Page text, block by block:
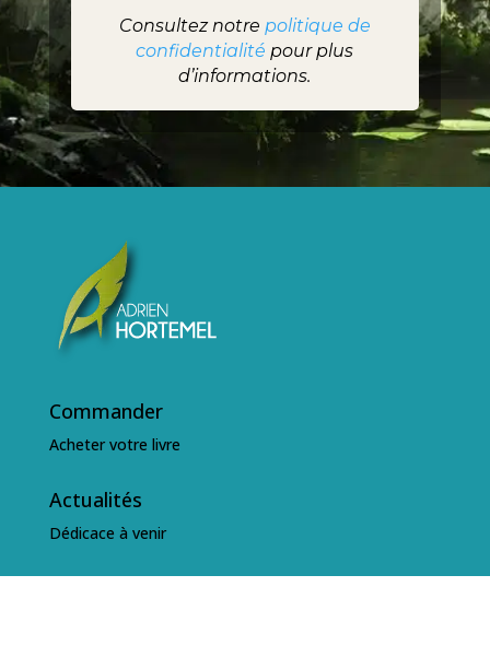
Consultez notre politique de
confidentialité pour plus
d’informations.
Commander
Acheter votre livre
Actualités
Dédicace à venir